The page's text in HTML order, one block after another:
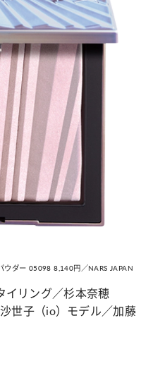
ウダー 05098 8,140円／NARS JAPAN
イリング／杉本奈穂
世子（io）モデル／加藤